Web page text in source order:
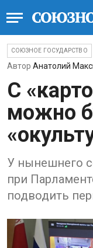
СОЮЗНОЕ ГОСУДАРСТВО
Автор Анатолий
С
можно
У нынешнего
при
подводить